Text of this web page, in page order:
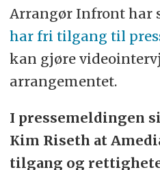
Arrangør Infront har
har fri tilgang til
kan gjøre
arrangementet.
I pressemeldingen
Kim Riseth at
tilgang og